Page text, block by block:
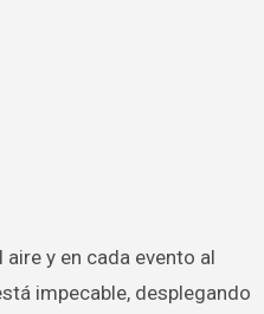
impecable, desplegando